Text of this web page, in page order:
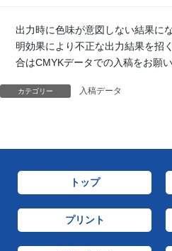
出力時に色味が意図しない結果に
明効果により不正な出力結果を招
合はCMYKデータでの入稿をお願い
カテゴリー 入稿データ
トップ
プリント